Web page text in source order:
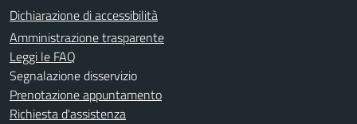
Dichiarazione di accessibilità
Amministrazione trasparente
Leggi le FAQ
Segnalazione disservizio
Prenotazione appuntamento
Richiesta d'assistenza